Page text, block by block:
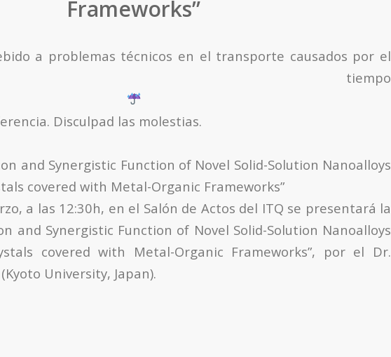
Frameworks”
a problemas técnicos en el transporte causados por el
tiempo
Disculpad las molestias.
and Synergistic Function of Novel Solid-Solution Nanoalloys
covered with Metal-Organic Frameworks”
a las 12:30h, en el Salón de Actos del ITQ se presentará la
and Synergistic Function of Novel Solid-Solution Nanoalloys
covered with Metal-Organic Frameworks”, por el Dr.
University, Japan).